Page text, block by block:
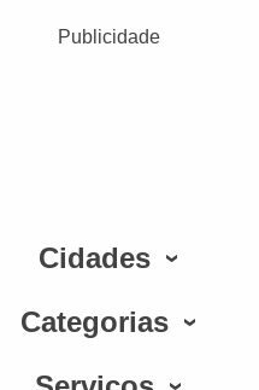
Publicidade
Cidades
Categorias